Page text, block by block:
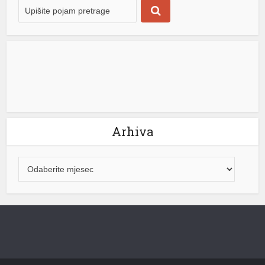
hrane bile su glavni pokretač talasa inflacije širom […]
[...]
Arhiva